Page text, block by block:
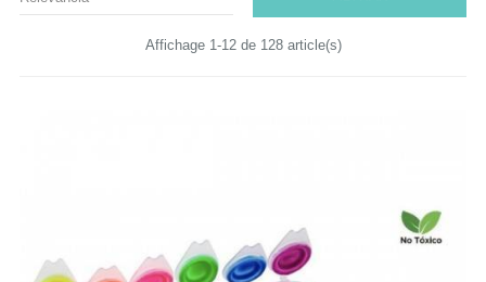
Affichage 1-12 de 128 article(s)